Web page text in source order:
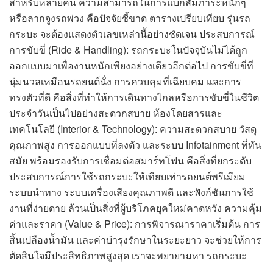
หรือลากจูงรถพ่วง คือปัจจัยชี้ขาด ตารางเปรียบเทียบ รุ่นรถ
กระบะ จะต้องแสดงตัวเลขเหล่านี้อย่างชัดเจน ประสบการณ์
การขับขี่ (Ride & Handling): รถกระบะในปัจจุบันไม่ได้ถูก
ออกแบบมาเพื่องานหนักเพียงอย่างเดียวอีกต่อไป การขับขี่ที่
นุ่มนวลเหมือนรถยนต์นั่ง การควบคุมที่เฉียบคม และการ
ทรงตัวที่ดี คือสิ่งที่ทำให้การเดินทางไกลหรือการขับขี่ในชีวิต
ประจำวันเป็นไปอย่างสะดวกสบาย ห้องโดยสารและ
เทคโนโลยี (Interior & Technology): ความสะดวกสบาย วัสดุ
คุณภาพสูง การออกแบบที่ลงตัว และระบบ Infotainment ที่ทัน
สมัย พร้อมรองรับการเชื่อมต่อสมาร์ทโฟน คือสิ่งที่ยกระดับ
ประสบการณ์การใช้รถกระบะให้เทียบเท่ารถยนต์พรีเมียม
ระบบนำทาง ระบบเครื่องเสียงคุณภาพดี และฟังก์ชันการใช้
งานที่ง่ายดาย ล้วนเป็นสิ่งที่ผู้บริโภคยุคใหม่คาดหวัง ความคุ้ม
ค่าและราคา (Value & Price): การพิจารณาราคาเริ่มต้น การ
สิ้นเปลืองน้ำมัน และค่าบำรุงรักษาในระยะยาว จะช่วยให้การ
ตัดสินใจมีประสิทธิภาพสูงสุด เราจะพยายามหา รถกระบะ